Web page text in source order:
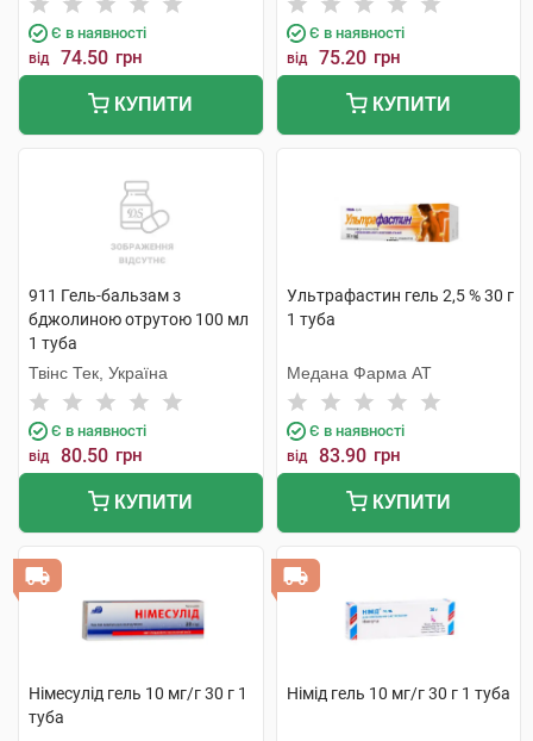
Є в наявності
від 74.50 грн
КУПИТИ
Є в наявності
від 75.20 грн
КУПИТИ
911 Гель-бальзам з
бджолиною отрутою 100 мл
1 туба
Твінс Тек, Україна
Є в наявності
від 80.50 грн
КУПИТИ
Ультрафастин гель 2,5 % 30 г
1 туба
Медана Фарма АТ
Є в наявності
від 83.90 грн
КУПИТИ
Німесулід гель 10 мг/г 30 г 1
туба
Німід гель 10 мг/г 30 г 1 туба